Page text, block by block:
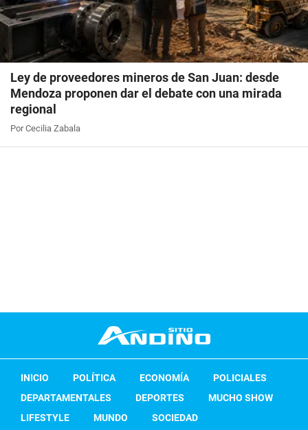
Ley de proveedores mineros de San Juan: desde
Mendoza proponen dar el debate con una mirada
regional
Por Cecilia Zabala
INICIO POLÍTICA ECONOMÍA
POLICIALES
DEPARTAMENTALES
DEPORTES
MUCHO SHOW
LIFESTYLE
MUNDO SOCIEDAD